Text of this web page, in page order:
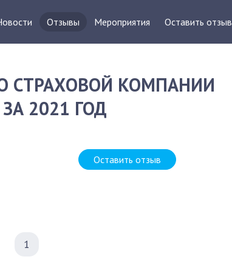
Отзывы Мероприятия Оставить отзыв
СТРАХОВОЙ КОМПАНИИ
2021 ГОД
Оставить отзыв
1